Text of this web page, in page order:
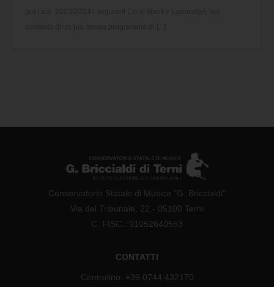
Conservatorio Statale di Musica "G. Briccialdi"
Via del Tribunale, 22 - 05100 Terni
C. FISC.: 91052640553
CONTATTI
Centralino: +39.0744.432170